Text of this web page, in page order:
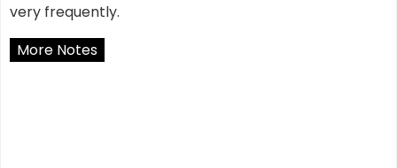
very frequently.
More Notes